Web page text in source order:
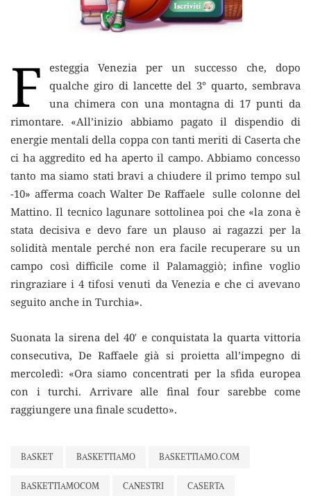
F
esteggia Venezia per un successo che, dopo
qualche giro di lancette del 3° quarto, sembrava
una chimera con una montagna di 17 punti da
rimontare. «All’inizio abbiamo pagato il dispendio di
energie mentali della coppa con tanti meriti di Caserta che
ci ha aggredito ed ha aperto il campo. Abbiamo concesso
tanto ma siamo stati bravi a chiudere il primo tempo sul
-10» afferma coach Walter De Raffaele sulle colonne del
Mattino. Il tecnico lagunare sottolinea poi che «la zona è
stata decisiva e devo fare un plauso ai ragazzi per la
solidità mentale perché non era facile recuperare su un
campo così difficile come il Palamaggiò; infine voglio
ringraziare i 4 tifosi venuti da Venezia e che ci avevano
seguito anche in Turchia».
Suonata la sirena del 40′ e conquistata la quarta vittoria
consecutiva, De Raffaele già si proietta all’impegno di
mercoledì: «Ora siamo concentrati per la sfida europea
con i turchi. Arrivare alle final four sarebbe come
raggiungere una finale scudetto».
BASKET BASKETTIAMO BASKETTIAMO.COM
BASKETTIAMOCOM CANESTRI CASERTA